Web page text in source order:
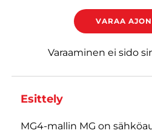
VARAA
Varaaminen ei sido
Esittely
MG4-mallin MG on